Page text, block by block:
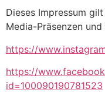
Dieses Impressum
Media-Präsenzen
https://
https://
id=100090190781523